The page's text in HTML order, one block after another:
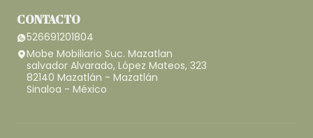
CONTACTO
526691201804
Mobe Mobiliario Suc. Mazatlan
salvador Alvarado, López Mateos, 323
82140 Mazatlán - Mazatlán
Sinaloa - México